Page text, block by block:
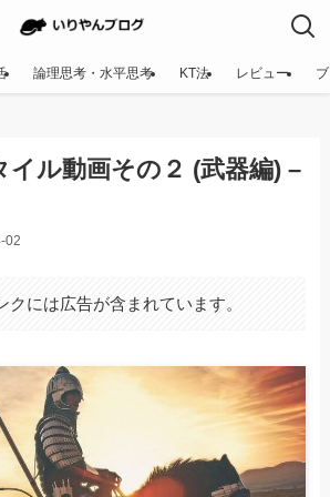
論理思考・水平思考 KT法 レビュー
イル動画その２ (武器編) –
02
クには広告が含まれています。